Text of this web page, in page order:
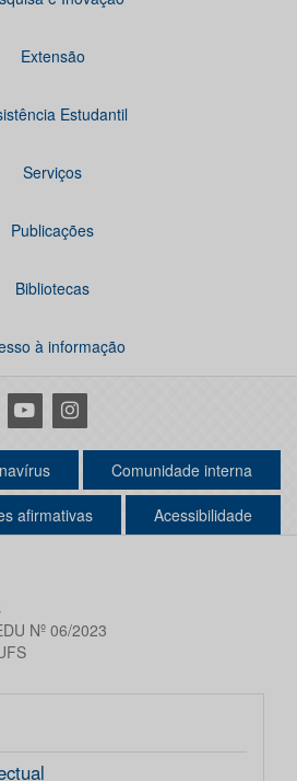
Extensão
Estudantil
Serviços
Publicações
Bibliotecas
à informação
YoutubeInstagram
Comunidade interna
afirmativas Acessibilidade
Nº 06/2023